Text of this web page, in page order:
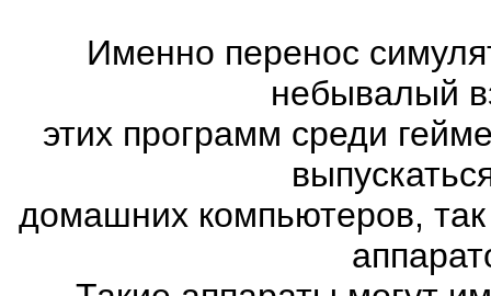
Именно перенос
небывалый
этих программ среди
домашних компьютеров,